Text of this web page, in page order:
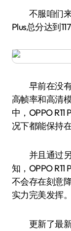
不服咱们来
Plus总分达到
早前在没有
高帧率和高清
中，OPPO
况下都能保持
并且通过另
知，OPPO
不会存在刻意
实力完美发挥。
更新了最新